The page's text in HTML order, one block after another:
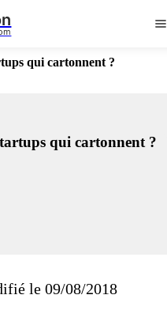
qui cartonnent ?
qui cartonnent ?
le 09/08/2018